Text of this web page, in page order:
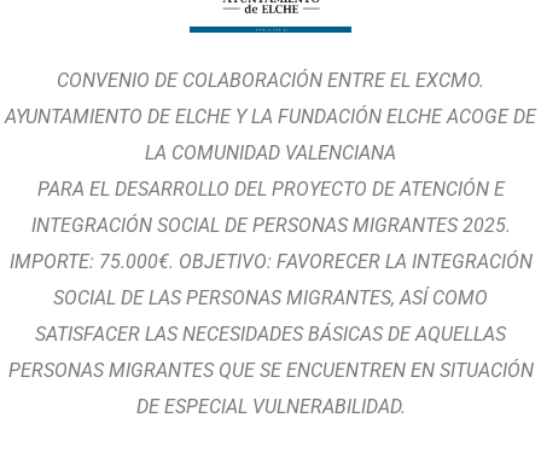
CONVENIO DE COLABORACIÓN ENTRE EL EXCMO.
AYUNTAMIENTO DE ELCHE Y LA FUNDACIÓN ELCHE ACOGE DE
LA COMUNIDAD VALENCIANA
PARA EL DESARROLLO DEL PROYECTO DE ATENCIÓN E
INTEGRACIÓN SOCIAL DE PERSONAS MIGRANTES 2025.
IMPORTE: 75.000€. OBJETIVO: FAVORECER LA INTEGRACIÓN
SOCIAL DE LAS PERSONAS MIGRANTES, ASÍ COMO
SATISFACER LAS NECESIDADES BÁSICAS DE AQUELLAS
PERSONAS MIGRANTES QUE SE ENCUENTREN EN SITUACIÓN
DE ESPECIAL VULNERABILIDAD.